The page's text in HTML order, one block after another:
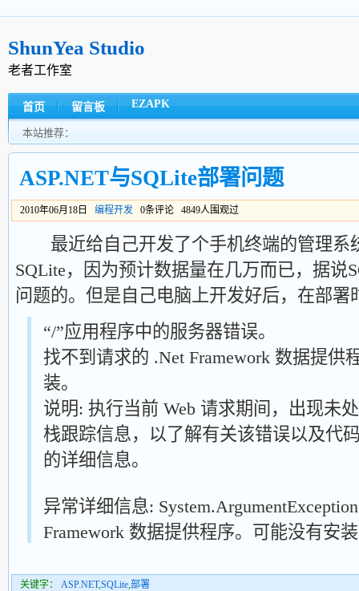
ShunYea Studio
老者工作室
首页 留言板 EZAPK
本站推荐：
ASP.NET与SQLite部署问题
2010年06月18日 编程开发 0条评论 4849人围观过
最近给自己开发了个手机终端的管理系
SQLite，因为预计数据量在几万而已，据说
问题的。但是自己电脑上开发好后，在部署
“/”应用程序中的服务器错误。
找不到请求的 .Net Framework 数据提供
装。
说明: 执行当前 Web 请求期间，出现未
栈跟踪信息，以了解有关该错误以及代
的详细信息。
异常详细信息:
Framework 数据提供程序。可能没有安
关键字： ASP.NET,SQLite,部署